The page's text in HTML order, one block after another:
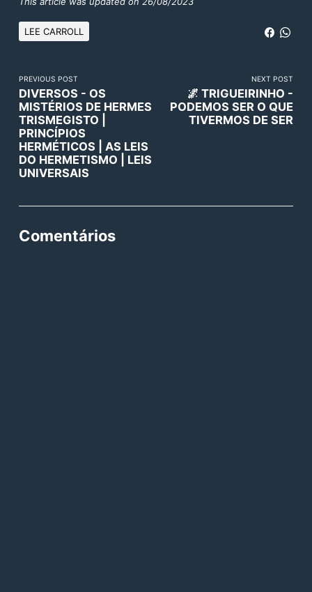
LEE CARROLL
PREVIOUS POST
DIVERSOS - OS
MISTÉRIOS DE HERMES
TRISMEGISTO |
PRINCÍPIOS
HERMÉTICOS | AS LEIS
DO HERMETISMO | LEIS
UNIVERSAIS
NEXT POST
🌌 TRIGUEIRINHO -
PODEMOS SER O QUE
TIVERMOS DE SER
Comentários